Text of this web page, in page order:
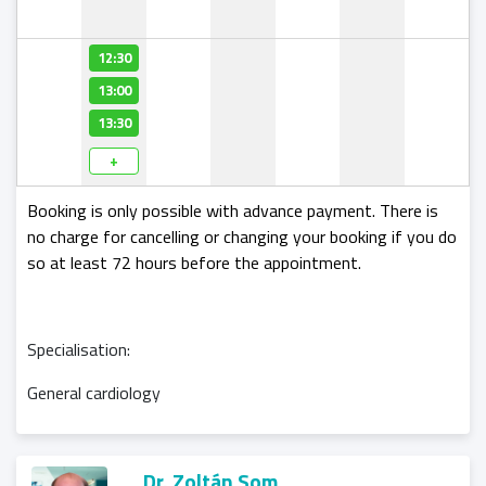
12:30
13:00
13:30
+
Booking is only possible with advance payment. There is
no charge for cancelling or changing your booking if you do
so at least 72 hours before the appointment.
Specialisation:
General cardiology